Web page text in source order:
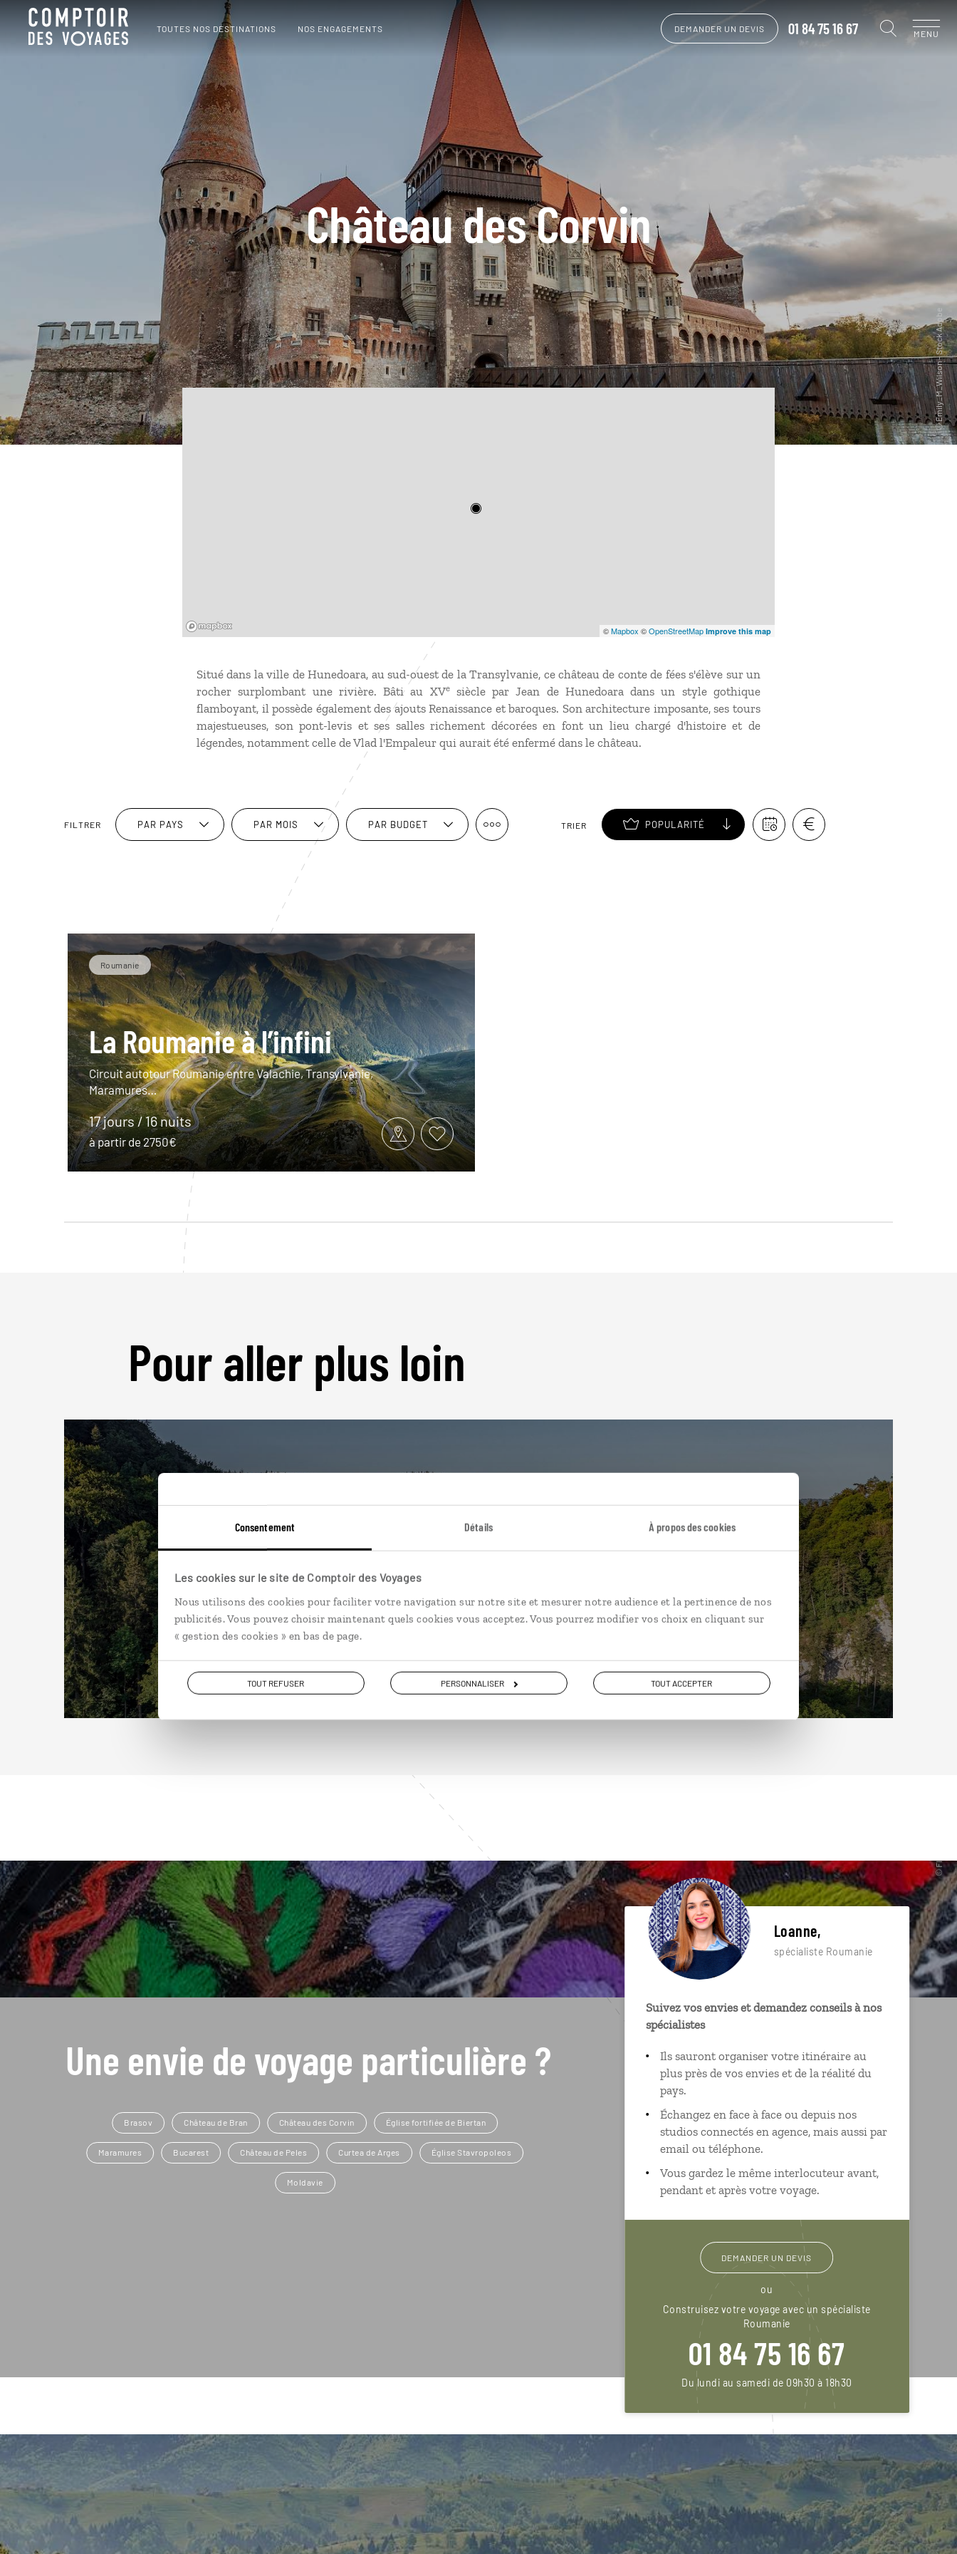
Consentement Détails À propos des cookies
Les cookies sur le site de Comptoir des Voyages
Nous utilisons des cookies pour faciliter votre navigation sur notre site et mesurer notre audience et la pertinence de nos
publicités. Vous pouvez choisir maintenant quels cookies vous acceptez. Vous pourrez modifier vos choix en cliquant sur
« gestion des cookies » en bas de page.
TOUT REFUSER PERSONNALISER TOUT ACCEPTER
TOUTES NOS DESTINATIONS NOS ENGAGEMENTS DEMANDER UN DEVIS 01 84 75 16 67 MENU
Château des Corvin
©Mapbox ©OpenStreetMap Improve this map
Situé dans la ville de Hunedoara, au sud-ouest de la Transylvanie, ce château de conte de fées s'élève sur un
rocher surplombant une rivière. Bâti au XVesiècle par Jean de Hunedoara dans un style gothique
flamboyant, il possède également des ajouts Renaissance et baroques. Son architecture imposante, ses tours
majestueuses, son pont-levis et ses salles richement décorées en font un lieu chargé d'histoire et de
légendes, notamment celle de Vlad l'Empaleur qui aurait été enfermé dans le château.
FILTRER PAR PAYS PAR MOIS PAR BUDGET TRIER POPULARITÉ
Roumanie
La Roumanie à l’infini
Circuit autotour Roumanie entre Valachie, Transylvanie,
Maramures…
17 jours / 16 nuits
à partir de 2750€
Pour aller plus loin
Roumanie
Une envie de voyage particulière ?
Brasov Château de Bran Château des Corvin Église fortifiée de Biertan
Maramures Bucarest Château de Peles Curtea de Arges Église Stavropoleos
Moldavie
Loanne,
spécialiste Roumanie
Suivez vos envies et demandez conseils à nos
spécialistes
Ils sauront organiser votre itinéraire au
plus près de vos envies et de la réalité du
pays.
Échangez en face à face ou depuis nos
studios connectés en agence, mais aussi par
email ou téléphone.
Vous gardez le même interlocuteur avant,
pendant et après votre voyage.
DEMANDER UN DEVIS
ou
Construisez votre voyage avec un spécialiste
Roumanie
01 84 75 16 67
Du lundi au samedi de 09h30 à 18h30